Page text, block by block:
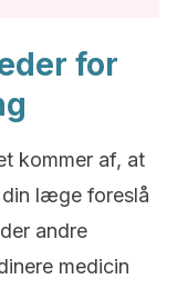
for
kommer af, at
læge foreslå
andre
medicin